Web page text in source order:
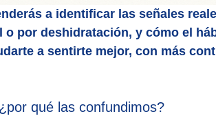
a identificar las señales
o por deshidratación, y cómo el
a sentirte mejor, con más
qué las confundimos?